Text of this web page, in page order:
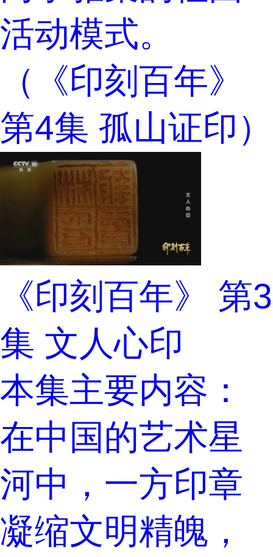
活动模式。
（《印刻百年》
第4集 孤山证印）
《印刻百年》 第3
集 文人心印
本集主要内容：
在中国的艺术星
河中，一方印章
凝缩文明精魄，